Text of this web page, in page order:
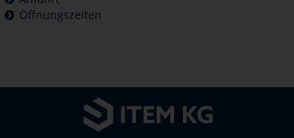
Öffnungszeiten